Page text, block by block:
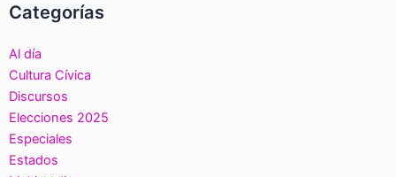
Categorías
Al día
Cultura Cívica
Discursos
Elecciones 2025
Especiales
Estados